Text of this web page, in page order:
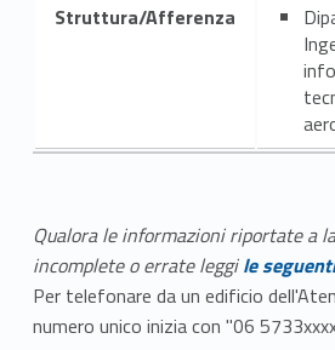
Struttura/Afferenza
Qualora le informazioni riportate a
incomplete o errate leggile
Per telefonare da un edificio
numero unico inizia con "06